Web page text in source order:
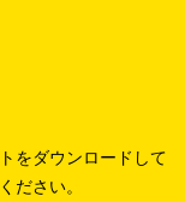
をダウンロードして
ださい。